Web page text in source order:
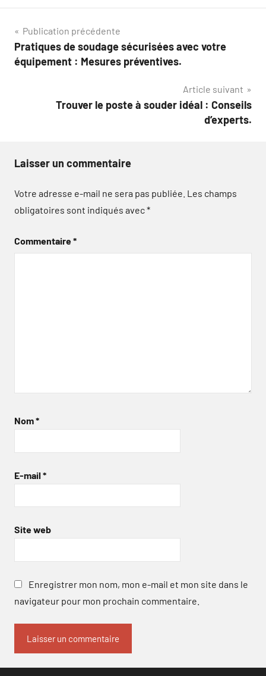
Navigation
de
Publication précédente
Pratiques de soudage sécurisées avec votre
équipement : Mesures préventives.
Article suivant
Trouver le poste à souder idéal : Conseils
d’experts.
Laisser un commentaire
Votre adresse e-mail ne sera pas publiée. Les champs
obligatoires sont indiqués avec*
Commentaire*
Nom*
E-mail *
Site web
Enregistrer mon nom, mon e-mail et mon site dans le
navigateur pour mon prochain commentaire.